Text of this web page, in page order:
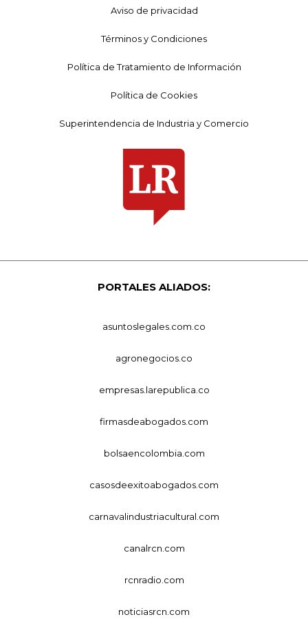
Aviso de privacidad
Términos y Condiciones
Política de Tratamiento de Información
Política de Cookies
Superintendencia de Industria y Comercio
PORTALES ALIADOS:
asuntoslegales.com.co
agronegocios.co
empresas.larepublica.co
firmasdeabogados.com
bolsaencolombia.com
casosdeexitoabogados.com
carnavalindustriacultural.com
canalrcn.com
rcnradio.com
noticiasrcn.com